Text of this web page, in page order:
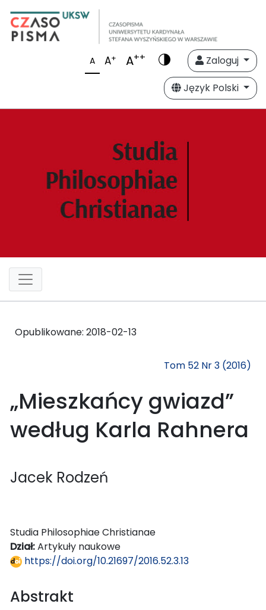
A A+ A++
Zaloguj
Język Polski
Opublikowane: 2018-02-13
Tom 52 Nr 3 (2016)
„Mieszkańcy gwiazd”
według Karla Rahnera
Jacek Rodzeń
Studia Philosophiae Christianae
Dział:Artykuły naukowe
https://doi.org/10.21697/2016.52.3.13
Abstrakt